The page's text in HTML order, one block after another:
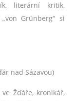
literární kritik,
Grünberg“ si
nad Sázavou)
Žďáře, kronikář,